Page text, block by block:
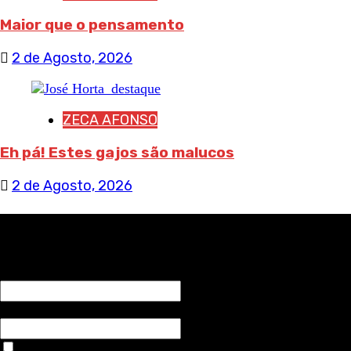
Maior que o pensamento
2 de Agosto, 2026
ZECA AFONSO
Eh pá! Estes gajos são malucos
2 de Agosto, 2026